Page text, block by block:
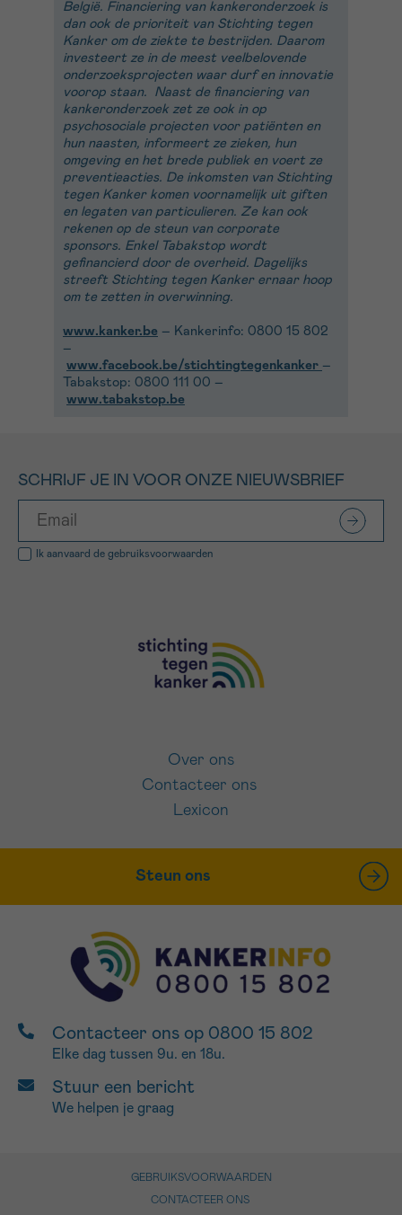
België. Financiering van kankeronderzoek is
dan ook de prioriteit van Stichting tegen
Kanker om de ziekte te bestrijden. Daarom
investeert ze in de meest veelbelovende
onderzoeksprojecten waar durf en innovatie
voorop staan. Naast de financiering van
kankeronderzoek zet ze ook in op
psychosociale projecten voor patiënten en
hun naasten, informeert ze zieken, hun
omgeving en het brede publiek en voert ze
preventieacties. De inkomsten van Stichting
tegen Kanker komen voornamelijk uit giften
en legaten van particulieren. Ze kan ook
rekenen op de steun van corporate
sponsors. Enkel Tabakstop wordt
gefinancierd door de overheid. Dagelijks
streeft Stichting tegen Kanker ernaar hoop
om te zetten in overwinning.
www.kanker.be – Kankerinfo: 0800 15 802
–
www.facebook.be/stichtingtegenkanker –
Tabakstop: 0800 111 00 –
www.tabakstop.be
SCHRIJF JE IN VOOR ONZE NIEUWSBRIEF
Ik aanvaard de gebruiksvoorwaarden
Over ons
Contacteer ons
Lexicon
Steun ons
Contacteer ons op 0800 15 802
Elke dag tussen 9u. en 18u.
Stuur een bericht
We helpen je graag
GEBRUIKSVOORWAARDEN
CONTACTEER ONS